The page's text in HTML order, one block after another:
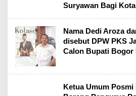
Suryawan Bagi
Nama Dedi Aroza
disebut DPW PKS
Calon Bupati Bogor
Ketua Umum